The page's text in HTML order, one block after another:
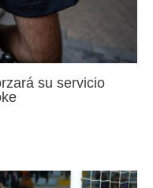
su servicio